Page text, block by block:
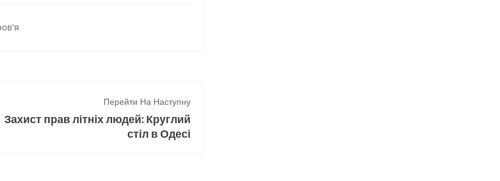
Перейти На Наступну
Захист прав літніх людей: Круглий
стіл в Одесі